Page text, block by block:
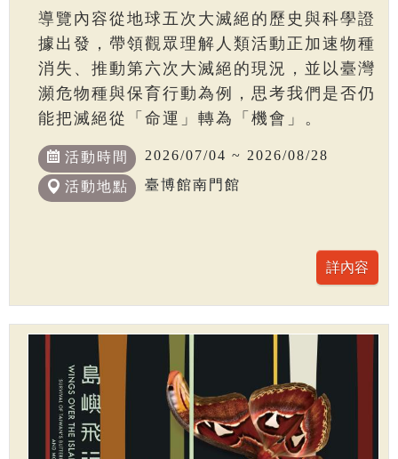
導覽內容從地球五次大滅絕的歷史與科學證
據出發，帶領觀眾理解人類活動正加速物種
消失、推動第六次大滅絕的現況，並以臺灣
瀕危物種與保育行動為例，思考我們是否仍
能把滅絕從「命運」轉為「機會」。
活動時間 2026/07/04 ~ 2026/08/28
活動地點 臺博館南門館